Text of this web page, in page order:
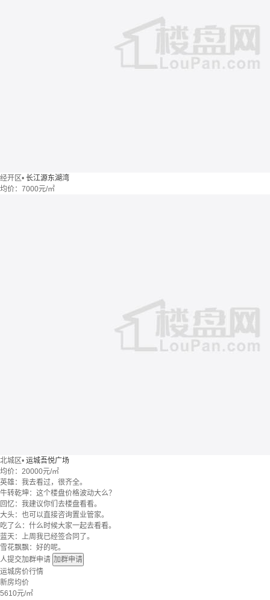
经开区• 长江源东湖湾
均价： 7000元/㎡
北城区• 运城吾悦广场
均价： 20000元/㎡
英雄：我去看过，很齐全。
牛转乾坤：这个楼盘价格波动大么？
回忆：我建议你们去楼盘看看。
大头：也可以直接咨询置业管家。
吃了么：什么时候大家一起去看看。
蓝天：上周我已经签合同了。
雪花飘飘：好的呢。
人提交加群申请 加群申请
运城房价行情
新房均价
5610元/㎡